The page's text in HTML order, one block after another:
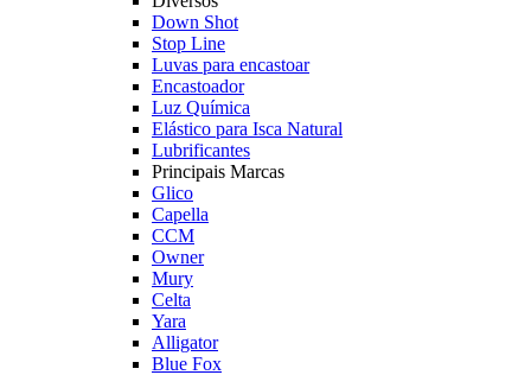
Down Shot
Stop Line
Luvas para encastoar
Encastoador
Luz Química
Elástico para Isca Natural
Lubrificantes
Principais Marcas
Glico
Capella
CCM
Owner
Mury
Celta
Yara
Alligator
Blue Fox